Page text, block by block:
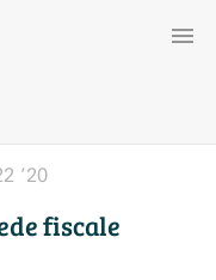
’20
fiscale